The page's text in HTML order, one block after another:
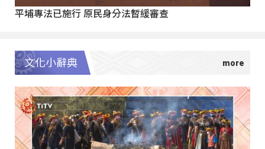
平埔專法已施行 原民身分法暫緩審查
文化小辭典